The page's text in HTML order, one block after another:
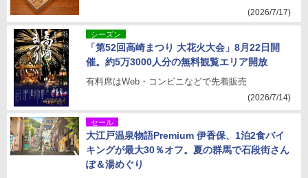
(2026/7/17)
シーズン
「第52回高崎まつり 大花火大会」8月22日開
催。約5万3000人分の無料観覧エリア開放
有料席はWeb・コンビニなどで先着販売
(2026/7/14)
セール
大江戸温泉物語Premium 伊香保、1泊2食バイ
キングが最大30％オフ。夏の群馬で石段街さん
ぽ＆湯めぐり